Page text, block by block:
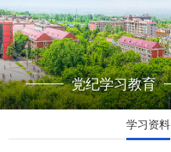
党纪学习教育
学习资料